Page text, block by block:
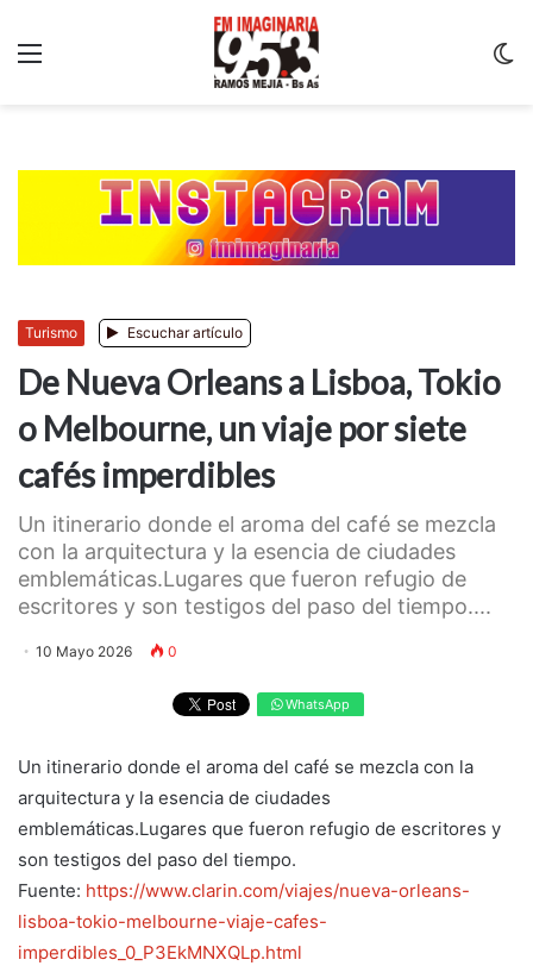
Turismo Escuchar artículo
De Nueva Orleans a Lisboa, Tokio
o Melbourne, un viaje por siete
cafés imperdibles
Un itinerario donde el aroma del café se mezcla
con la arquitectura y la esencia de ciudades
emblemáticas.Lugares que fueron refugio de
escritores y son testigos del paso del tiempo....
10 Mayo 2026 0
WhatsApp
Un itinerario donde el aroma del café se mezcla con la
arquitectura y la esencia de ciudades
emblemáticas.Lugares que fueron refugio de escritores y
son testigos del paso del tiempo.
Fuente: https://www.clarin.com/viajes/nueva-orleans-
lisboa-tokio-melbourne-viaje-cafes-
imperdibles_0_P3EkMNXQLp.html